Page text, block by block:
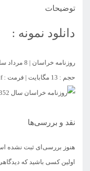
توضیحات
دانلود نمونه :
روزنامه خراسان | 8 مرداد سال 1352
حجم : 13 مگابایت | فرمت : pdf
نقد و بررسی‌ها
هنوز بررسی‌ای ثبت نشده
اولین کسی باشید که